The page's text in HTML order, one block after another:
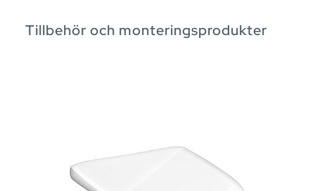
Tillbehör och monteringsprodukter